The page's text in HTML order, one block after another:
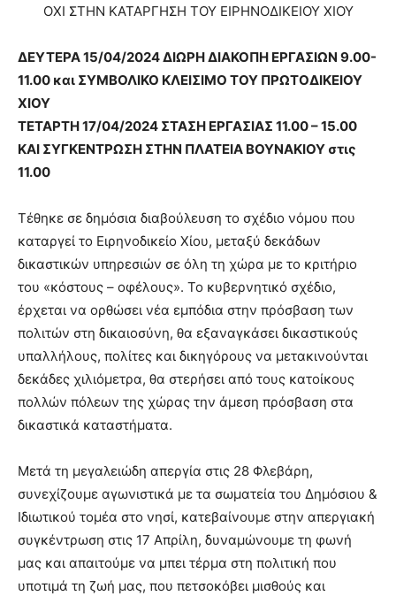
ΟΧΙ ΣΤΗΝ ΚΑΤΑΡΓΗΣΗ ΤΟΥ ΕΙΡΗΝΟΔΙΚΕΙΟΥ ΧΙΟΥ
ΔΕΥΤΕΡΑ 15/04/2024 ΔΙΩΡΗ ΔΙΑΚΟΠΗ ΕΡΓΑΣΙΩΝ 9.00-
11.00 και ΣΥΜΒΟΛΙΚΟ ΚΛΕΙΣΙΜΟ ΤΟΥ ΠΡΩΤΟΔΙΚΕΙΟΥ
ΧΙΟΥ
ΤΕΤΑΡΤΗ 17/04/2024 ΣΤΑΣΗ ΕΡΓΑΣΙΑΣ 11.00 – 15.00
ΚΑΙ ΣΥΓΚΕΝΤΡΩΣΗ ΣΤΗΝ ΠΛΑΤΕΙΑ ΒΟΥΝΑΚΙΟΥ στις
11.00
Τέθηκε σε δημόσια διαβούλευση το σχέδιο νόμου που
καταργεί το Ειρηνοδικείο Χίου, μεταξύ δεκάδων
δικαστικών υπηρεσιών σε όλη τη χώρα με το κριτήριο
του «κόστους – οφέλους». Το κυβερνητικό σχέδιο,
έρχεται να ορθώσει νέα εμπόδια στην πρόσβαση των
πολιτών στη δικαιοσύνη, θα εξαναγκάσει δικαστικούς
υπαλλήλους, πολίτες και δικηγόρους να μετακινούνται
δεκάδες χιλιόμετρα, θα στερήσει από τους κατοίκους
πολλών πόλεων της χώρας την άμεση πρόσβαση στα
δικαστικά καταστήματα.
Μετά τη μεγαλειώδη απεργία στις 28 Φλεβάρη,
συνεχίζουμε αγωνιστικά με τα σωματεία του Δημόσιου &
Ιδιωτικού τομέα στο νησί, κατεβαίνουμε στην απεργιακή
συγκέντρωση στις 17 Απρίλη, δυναμώνουμε τη φωνή
μας και απαιτούμε να μπει τέρμα στη πολιτική που
υποτιμά τη ζωή μας, που πετσοκόβει μισθούς και